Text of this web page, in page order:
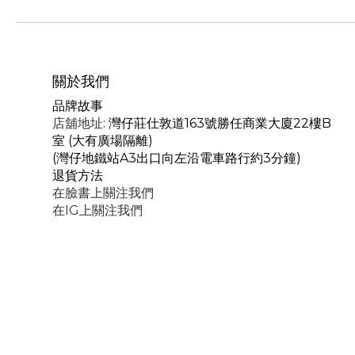
關於我們
品牌故事
店舖地址: 灣仔莊仕敦道163號勝任商業大廈22樓B
室 (大有廣場隔離)
(灣仔地鐵站A3出口向左沿電車路行約3分鐘)
退貨方法
在臉書上關注我們
在IG上關注我們